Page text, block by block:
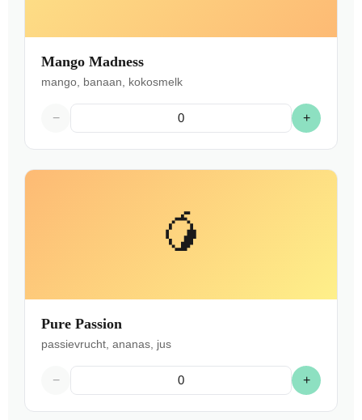
Mango Madness
mango, banaan, kokosmelk
− +
🥭
Pure Passion
passievrucht, ananas, jus
− +